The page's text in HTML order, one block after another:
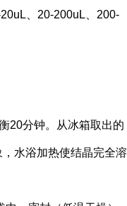
、20-200uL、200-
20分钟。从冰箱取出的
水浴加热使结晶完全溶